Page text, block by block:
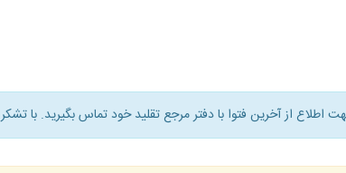
اطلاع از آخرين فتوا با دفتر مرجع تقليد خود تماس بگيريد. با تشكر